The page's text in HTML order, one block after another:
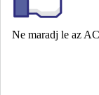
Ne maradj le az